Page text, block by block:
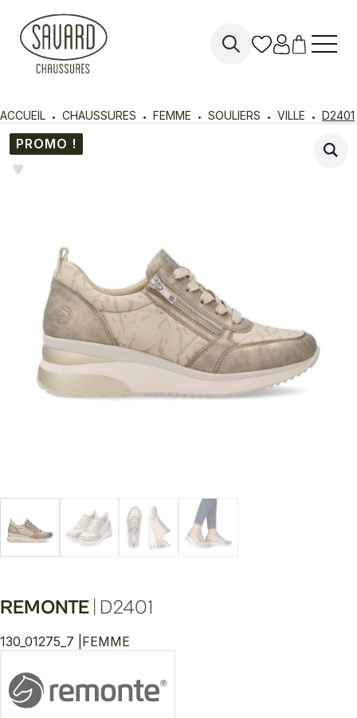
ACCUEIL CHAUSSURES FEMME SOULIERS VILLE D2401
PROMO !
♥︎
REMONTE D2401
130_01275_7 | FEMME